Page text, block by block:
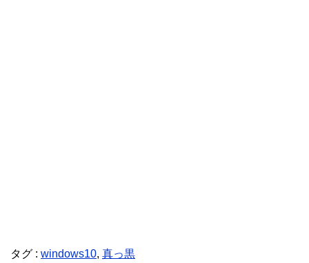
タグ : windows10, 真っ黒